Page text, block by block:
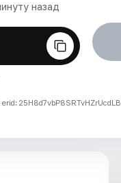
назад
25H8d7vbP8SRTvHZrUcdLB